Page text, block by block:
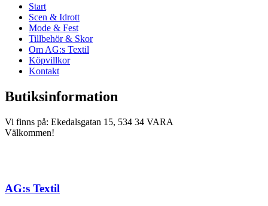
Start
Scen & Idrott
Mode & Fest
Tillbehör & Skor
Om AG:s Textil
Köpvillkor
Kontakt
Butiksinformation
Vi finns på: Ekedalsgatan 15, 534 34 VARA
Välkommen!
AG:s Textil